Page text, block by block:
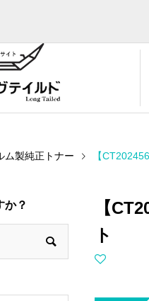
ム製純正トナー 【
【
ト
か？